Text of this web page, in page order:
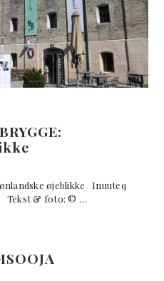
øjeblikke Inuuteq
& foto: © …